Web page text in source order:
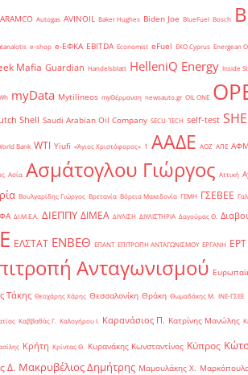
ARAMCO Autogas AVINOIL Baker Hughes Biden Joe BlueFuel Bosch
e-shop e-ΕΦΚΑ EBITDA Economist eFuel EKO Cyprus Energean
Mafia Guardian Handelsblatt HelleniQ Energy Inside
myData Mytilineos myΘέρμανση newsauto.gr OIL ONE
Shell Saudi Arabian Oil Company SECU-TECH self-test
Bank WTI Yiufi «Άγιος Χριστόφορος» ΄1 ΑΑΔΕ ΑΟΖ ΑΠΕ ΑΦΜ
Ασία Ασμάτογλου Γιώργος Αττική
Βουλγαρίδης Γιώργος Βρετανία Βόρεια Μακεδονία ΓΕΜΗ ΓΣΕΒΕΕ
ΔΙ.Μ.Ε.Α. ΔΙΕΠΠΥ ΔΙΜΕΑ ΔΙΥΛΙΣΗ ΔΙΥΛΙΣΤΗΡΙΑ Δαγούμας Θ.
ΕΛΣΤΑΤ ΕΝΒΕΘ ΕΠΑΝΤ ΕΠΙΤΡΟΠΗ ΑΝΤΑΓΩΝΙΣΜΟΥ ΕΡΓΑΝΗ ΕΡΤ
Ανταγωνισμού
Τάκης Θεοχάρης Χάρης Θεσσαλονίκη Θράκη Θωμαδάκης Μ. ΙΝΕ-ΓΣΕΕ
Καββαθάς Γ. Καλογήρου Ι. Καρανάσιος Π. Κατρίνης Μανώλης
Κρήτη Κρίντας Θ. Κυρανάκης Κωνσταντίνος Κύπρος
Δ. Μακρυβέλιος Δημήτρης Μαμουλάκης Χ.